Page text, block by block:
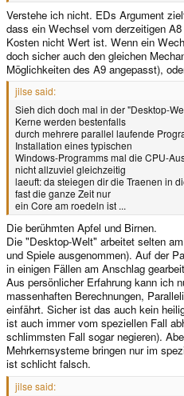
Verstehe ich nicht. EDs Argument
dass ein Wechsel vom derzeitigen
Kosten nicht Wert ist. Wenn ein
doch sicher auch den gleichen
Möglichkeiten des A9 angepasst),
jilse said:
Sieh dich doch mal in der "Desktop-
Kerne werden bestenfalls
durch mehrere parallel laufende
Installation eines typischen
Windows-Programms mal die CPU-
nicht allzuviel gleichzeitig
laeuft: da steiegen dir die Traenen in
fast die ganze Zeit nur
ein Core am roedeln ist ...
Die berühmten Apfel und Birnen.
Die "Desktop-Welt" arbeitet selten
und Spiele ausgenommen). Auf der
in einigen Fällen am Anschlag
Aus persönlicher Erfahrung kann ich
massenhaften Berechnungen,
einfährt. Sicher ist das auch kein
ist auch immer vom speziellen Fall
schlimmsten Fall sogar negieren).
Mehrkernsysteme bringen nur im
ist schlicht falsch.
jilse said: